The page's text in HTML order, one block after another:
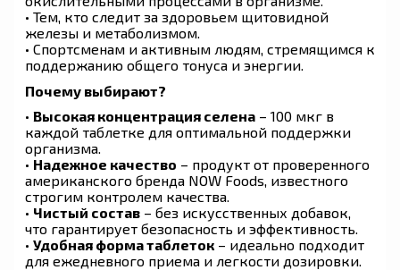
• Тем, кто следит за здоровьем щитовидной
железы и метаболизмом.
• Спортсменам и активным людям, стремящимся к
поддержанию общего тонуса и энергии.
Почему выбирают?
• Высокая концентрация селена – 100 мкг в
каждой таблетке для оптимальной поддержки
организма.
• Надежное качество – продукт от проверенного
американского бренда NOW Foods, известного
строгим контролем качества.
• Чистый состав – без искусственных добавок,
что гарантирует безопасность и эффективность.
• Удобная форма таблеток – идеально подходит
для ежедневного приема и легкости дозировки.